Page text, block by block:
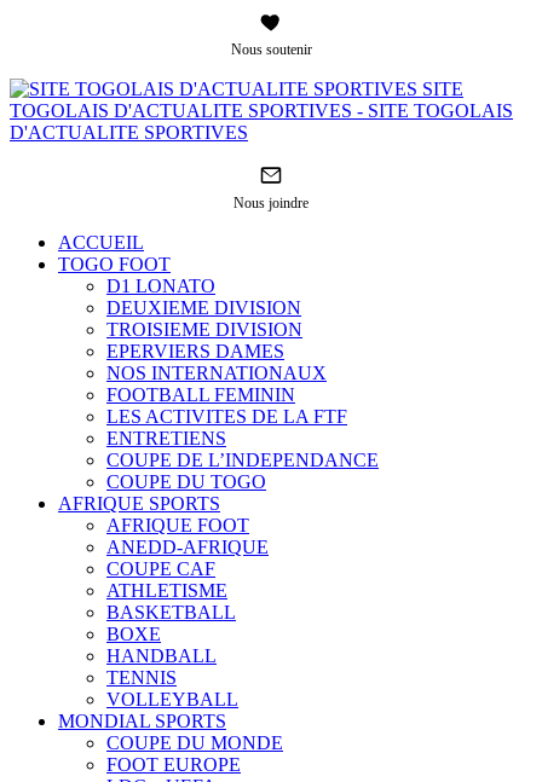
Nous soutenir
SITE
TOGOLAIS D'ACTUALITE SPORTIVES - SITE TOGOLAIS
D'ACTUALITE SPORTIVES
Nous joindre
ACCUEIL
TOGO FOOT
D1 LONATO
DEUXIEME DIVISION
TROISIEME DIVISION
EPERVIERS DAMES
NOS INTERNATIONAUX
FOOTBALL FEMININ
LES ACTIVITES DE LA FTF
ENTRETIENS
COUPE DE L’INDEPENDANCE
COUPE DU TOGO
AFRIQUE SPORTS
AFRIQUE FOOT
ANEDD-AFRIQUE
COUPE CAF
ATHLETISME
BASKETBALL
BOXE
HANDBALL
TENNIS
VOLLEYBALL
MONDIAL SPORTS
COUPE DU MONDE
FOOT EUROPE